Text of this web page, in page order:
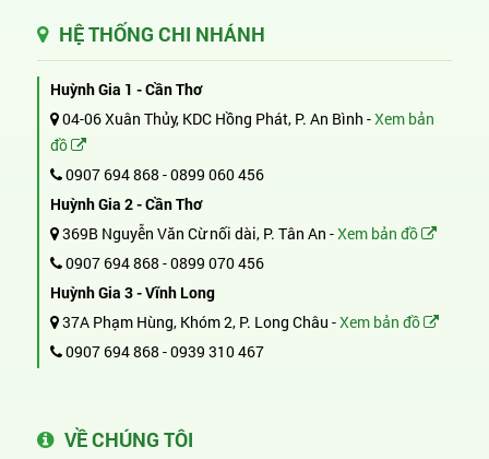
HỆ THỐNG CHI NHÁNH
Huỳnh Gia 1 - Cần Thơ
04-06 Xuân Thủy, KDC Hồng Phát, P. An Bình -Xem bản
đồ
0907 694 868 -0899 060 456
Huỳnh Gia 2 - Cần Thơ
369B Nguyễn Văn Cừ nối dài, P. Tân An -Xem bản đồ
0907 694 868 -0899 070 456
Huỳnh Gia 3 - Vĩnh Long
37A Phạm Hùng, Khóm 2, P. Long Châu -Xem bản đồ
0907 694 868 -0939 310 467
VỀ CHÚNG TÔI